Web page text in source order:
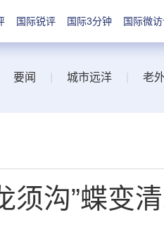
国际锐评 国际3分钟 国际微
要闻 城市远洋 老
须沟”蝶变